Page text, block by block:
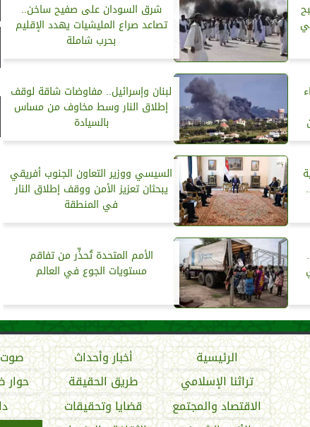
شرق السودان على صفيح ساخن..
تصاعد صراع المليشيات يهدد الإقليم
بحرب شاملة
لبنان وإسرائيل.. مفاوضات شاقة لوقف
إطلاق النار وسط مخاوف من مساس
بالسيادة
السيسي ووزير التعاون الجنوب أفريقي
يبحثان تعزيز الأمن ووقف إطلاق النار
في المنطقة
الأمم المتحدة تُحذِّر من تفاقم
مستويات الجوع في العالم
الرئيسية أخبار وأحداث
تراثنا الإسلامي
طريق الحقيقة حوار
الاقتصاد والمجتمع
قضايا وتحقيقات